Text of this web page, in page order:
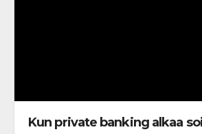
Kun private banking alkaa